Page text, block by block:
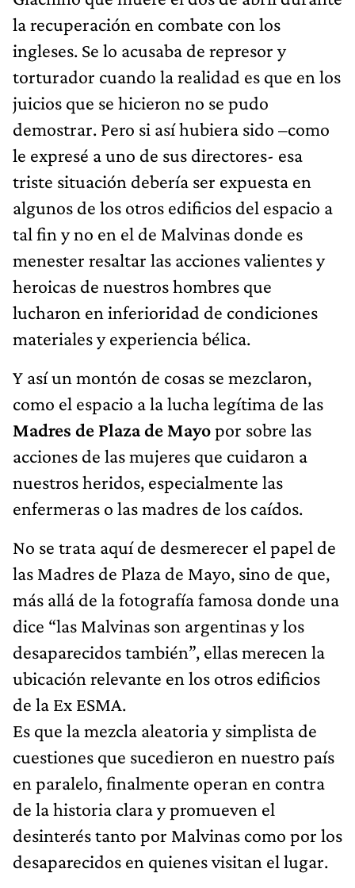
la recuperación en combate con los
ingleses. Se lo acusaba de represor y
torturador cuando la realidad es que en los
juicios que se hicieron no se pudo
demostrar. Pero si así hubiera sido –como
le expresé a uno de sus directores- esa
triste situación debería ser expuesta en
algunos de los otros edificios del espacio a
tal fin y no en el de Malvinas donde es
menester resaltar las acciones valientes y
heroicas de nuestros hombres que
lucharon en inferioridad de condiciones
materiales y experiencia bélica.
Y así un montón de cosas se mezclaron,
como el espacio a la lucha legítima de las
Madres de Plaza de Mayopor sobre las
acciones de las mujeres que cuidaron a
nuestros heridos, especialmente las
enfermeras o las madres de los caídos.
No se trata aquí de desmerecer el papel de
las Madres de Plaza de Mayo, sino de que,
más allá de la fotografía famosa donde una
dice “las Malvinas son argentinas y los
desaparecidos también”, ellas merecen la
ubicación relevante en los otros edificios
de la Ex ESMA.
Es que la mezcla aleatoria y simplista de
cuestiones que sucedieron en nuestro país
en paralelo, finalmente operan en contra
de la historia clara y promueven el
desinterés tanto por Malvinas como por los
desaparecidos en quienes visitan el lugar.